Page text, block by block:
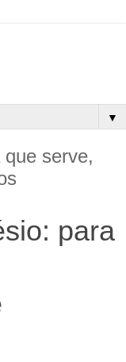
▼
serve,
para